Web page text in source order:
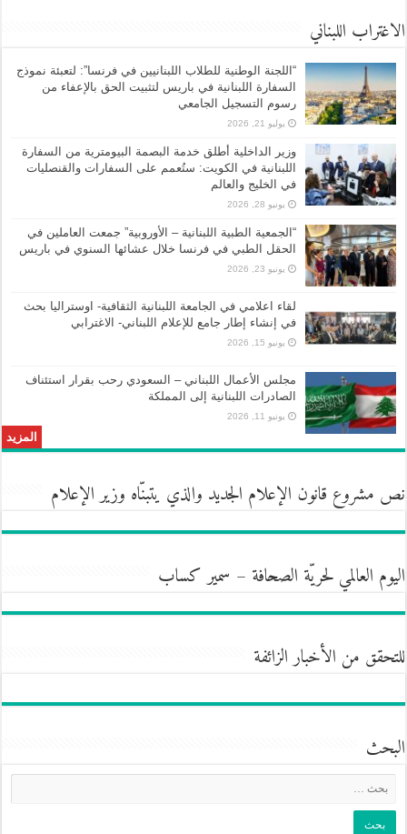
الاغتراب اللبناني
المزيد
“اللجنة الوطنية للطلاب اللبنانيين في فرنسا”: لتعبئة نموذج
السفارة اللبنانية في باريس لتثبيت الحق بالإعفاء من
رسوم التسجيل الجامعي
يوليو 21, 2026
وزير الداخلية أطلق خدمة البصمة البيومترية من السفارة
اللبنانية في الكويت: ستُعمم على السفارات والقنصليات
في الخليج والعالم
يونيو 28, 2026
“الجمعية الطبية اللبنانية – الأوروبية” جمعت العاملين في
الحقل الطبي في فرنسا خلال عشائها السنوي في باريس
يونيو 23, 2026
لقاء اعلامي في الجامعة اللبنانية الثقافية- اوستراليا بحث
في إنشاء إطار جامع للإعلام اللبناني- الاغترابي
يونيو 15, 2026
مجلس الأعمال اللبناني – السعودي رحب بقرار استئناف
الصادرات اللبنانية إلى المملكة
يونيو 11, 2026
نص مشروع قانون الإعلام الجديد والذي يتبنّاه وزير الإعلام
اليوم العالمي لحريّة الصحافة – سمير كساب
للتحقق من الأخبار الزائفة
البحث